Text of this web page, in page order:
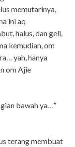
memutarinya,
ini aq
halus, dan geli,
kemudian, om
yah, hanya
om Ajie
bawah ya…”
terang membuat